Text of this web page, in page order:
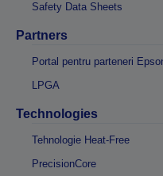
Safety Data Sheets
Partners
Portal pentru parteneri
LPGA
Technologies
Tehnologie Heat-Free
PrecisionCore